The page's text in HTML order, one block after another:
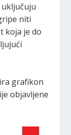
niti
koja je do
grafikon
objavljene